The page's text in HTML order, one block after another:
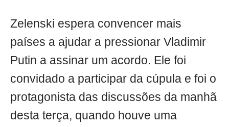
Zelenski espera convencer mais
países a ajudar a pressionar Vladimir
Putin a assinar um acordo. Ele foi
convidado a participar da cúpula e foi o
protagonista das discussões da manhã
desta terça, quando houve uma